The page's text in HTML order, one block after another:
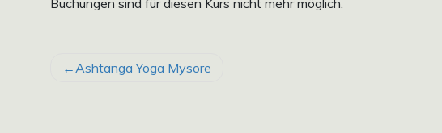
Buchungen sind für diesen Kurs nicht mehr möglich.
BEITRAGSNAVIGATION
Ashtanga Yoga Mysore